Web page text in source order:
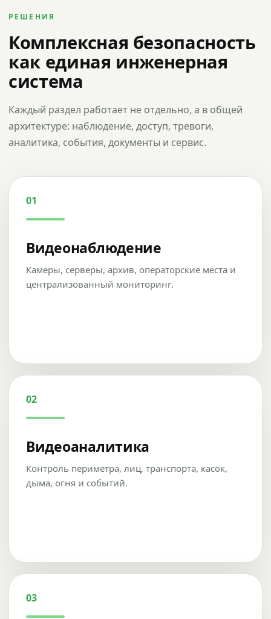
РЕШЕНИЯ
Комплексная безопасность
как единая инженерная
система
Каждый раздел работает не отдельно, а в общей
архитектуре: наблюдение, доступ, тревоги,
аналитика, события, документы и сервис.
01
Видеонаблюдение
Камеры, серверы, архив, операторские места и
централизованный мониторинг.
02
Видеоаналитика
Контроль периметра, лиц, транспорта, касок,
дыма, огня и событий.
03